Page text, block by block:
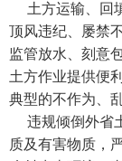
土方运输、回
顶风违纪、屡禁
监管放水、刻意
土方作业提供便
典型的不作为、
违规倾倒外省
质及有害物质，